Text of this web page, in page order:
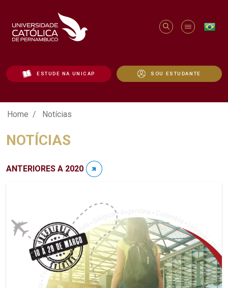
ESTUDE NA UNICAP SOU ESTUDANTE
Notícias - Unicap
Home Notícias
NOTÍCIAS
ANTERIORES A 2020